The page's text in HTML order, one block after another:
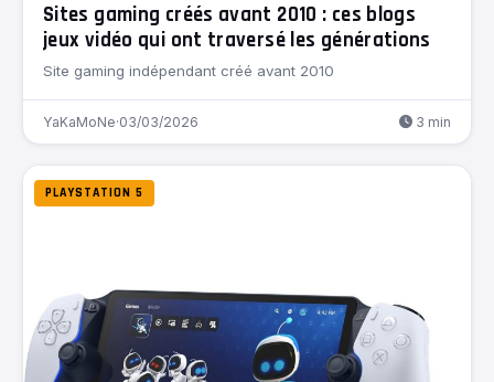
Sites gaming créés avant 2010 : ces blogs
jeux vidéo qui ont traversé les générations
Site gaming indépendant créé avant 2010
YaKaMoNe·03/03/2026 3 min
PLAYSTATION 5